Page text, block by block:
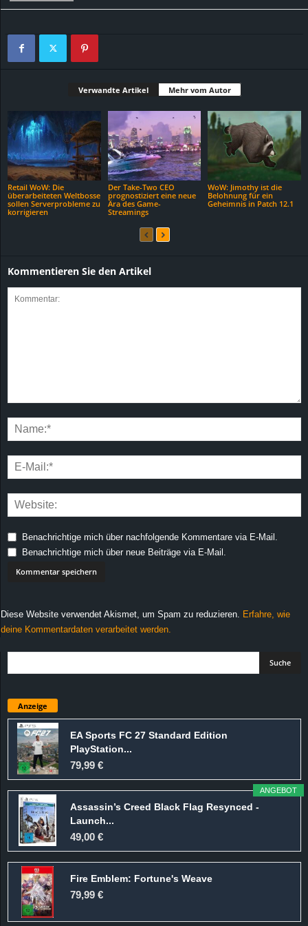
Verwandte Artikel Mehr vom Autor
Retail WoW: Die
überarbeiteten Weltbosse
sollen Serverprobleme zu
korrigieren
Der Take-Two CEO
prognostiziert eine neue
Ära des Game-
Streamings
WoW: Jimothy ist die
Belohnung für ein
Geheimnis in Patch 12.1
Kommentieren Sie den Artikel
Benachrichtige mich über nachfolgende Kommentare via E-Mail.
Benachrichtige mich über neue Beiträge via E-Mail.
Diese Website verwendet Akismet, um Spam zu reduzieren. Erfahre, wie
deine Kommentardaten verarbeitet werden.
Anzeige
EA Sports FC 27 Standard Edition
PlayStation...
79,99 €
ANGEBOT
Assassin’s Creed Black Flag Resynced -
Launch...
49,00 €
Fire Emblem: Fortune's Weave
79,99 €